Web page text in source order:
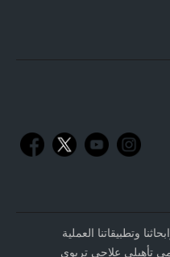
وتطبيقاتنا العملية
تأهيلي علاجي تربوي